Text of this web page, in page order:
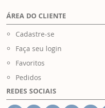
ÁREA DO CLIENTE
Cadastre-se
Faça seu login
Favoritos
Pedidos
REDES SOCIAIS